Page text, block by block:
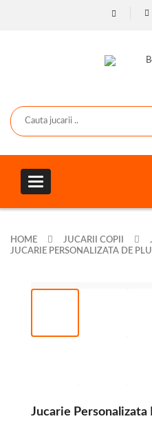
Toggle
navigation
HOME JUCARII COPII
JUCARIE PERSONALIZATA DE
Jucarie Personalizata